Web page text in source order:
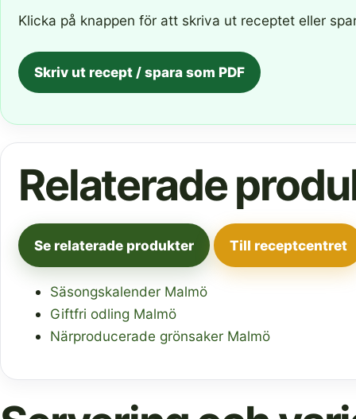
Klicka på knappen för att skriva ut receptet eller
Skriv ut recept / spara som PDF
Relaterade
Se relaterade produkter Till receptcentret
Säsongskalender Malmö
Giftfri odling Malmö
Närproducerade grönsaker Malmö